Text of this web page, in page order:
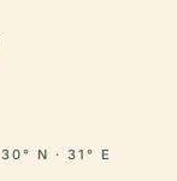
30° N · 31° E